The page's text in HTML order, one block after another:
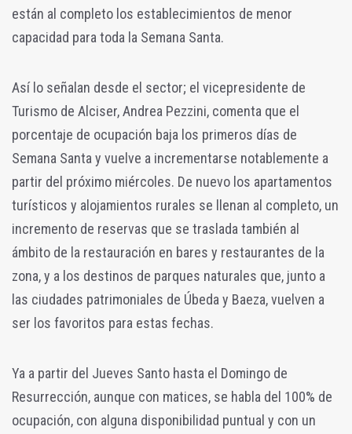
están al completo los establecimientos de menor
capacidad para toda la Semana Santa.
Así lo señalan desde el sector; el vicepresidente de
Turismo de Alciser, Andrea Pezzini, comenta que el
porcentaje de ocupación baja los primeros días de
Semana Santa y vuelve a incrementarse notablemente a
partir del próximo miércoles. De nuevo los apartamentos
turísticos y alojamientos rurales se llenan al completo, un
incremento de reservas que se traslada también al
ámbito de la restauración en bares y restaurantes de la
zona, y a los destinos de parques naturales que, junto a
las ciudades patrimoniales de Úbeda y Baeza, vuelven a
ser los favoritos para estas fechas.
Ya a partir del Jueves Santo hasta el Domingo de
Resurrección, aunque con matices, se habla del 100% de
ocupación, con alguna disponibilidad puntual y con un